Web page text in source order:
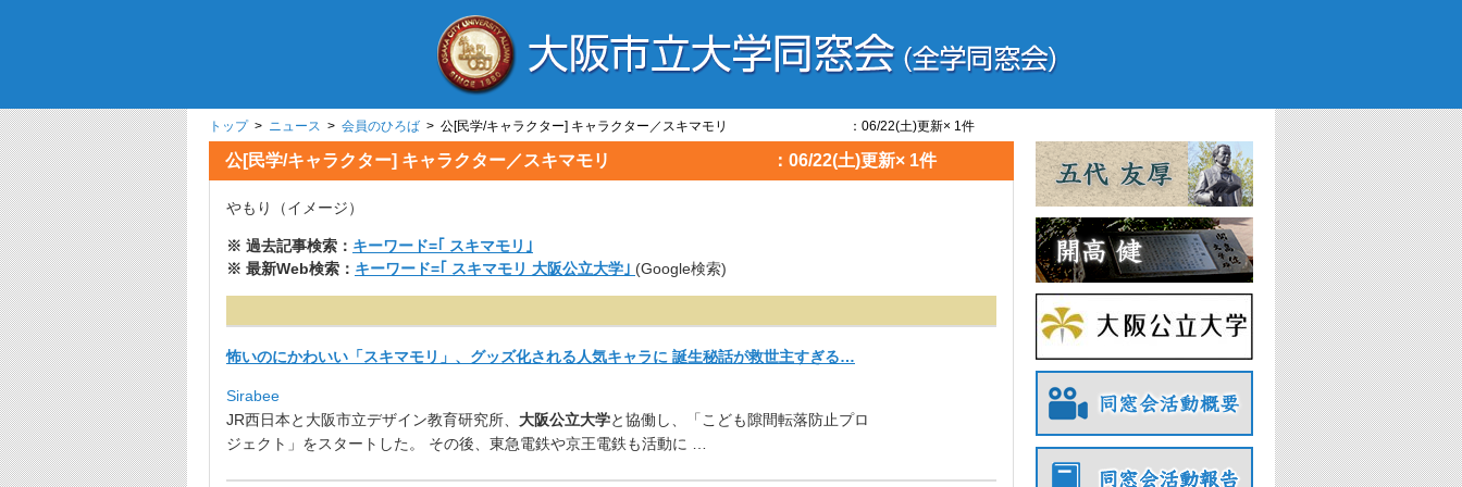
トップ> ニュース > 会員のひろば > 公[民学/キャラクター] キャラクター／スキマモリ ：06/22(土)更新× 1件
公[民学/キャラクター] キャラクター／スキマモリ ：06/22(土)更新× 1件
やもり（イメージ）
※ 過去記事検索： キーワード=｢ スキマモリ｣
※ 最新Web検索： キーワード=｢ スキマモリ 大阪公立大学｣ (Google検索)
怖いのにかわいい「スキマモリ」、グッズ化される人気キャラに 誕生秘話が救世主すぎる…
Sirabee
JR西日本と大阪市立デザイン教育研究所、 大阪公立大学と協働し
、「こども隙間転落防止プロ
ジェクト」をスタートした。 その後、東急電鉄や京王電鉄も活動に …